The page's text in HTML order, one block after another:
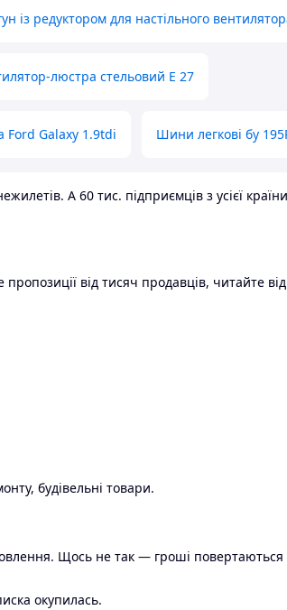
із редуктором для настільного
люстра стельовий E 27
Ford Galaxy 1.9tdi Шини легкові бу
А 60 тис. підприємців з усієї
від тисяч продавців, читайте
будівельні товари.
Щось не так — гроші
окупилась.